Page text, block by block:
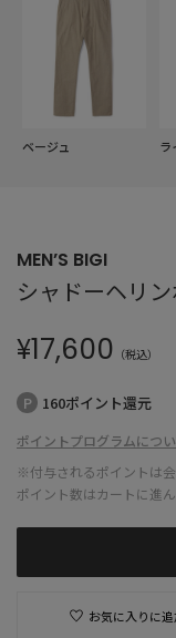
ベージュ ラ
MEN’S BIGI
シャドーヘリ
¥17,600 （税込）
160ポイント還元
ポイントプログラムにつ
※付与されるポイントは
ポイント数はカートに進
お気に入りに追